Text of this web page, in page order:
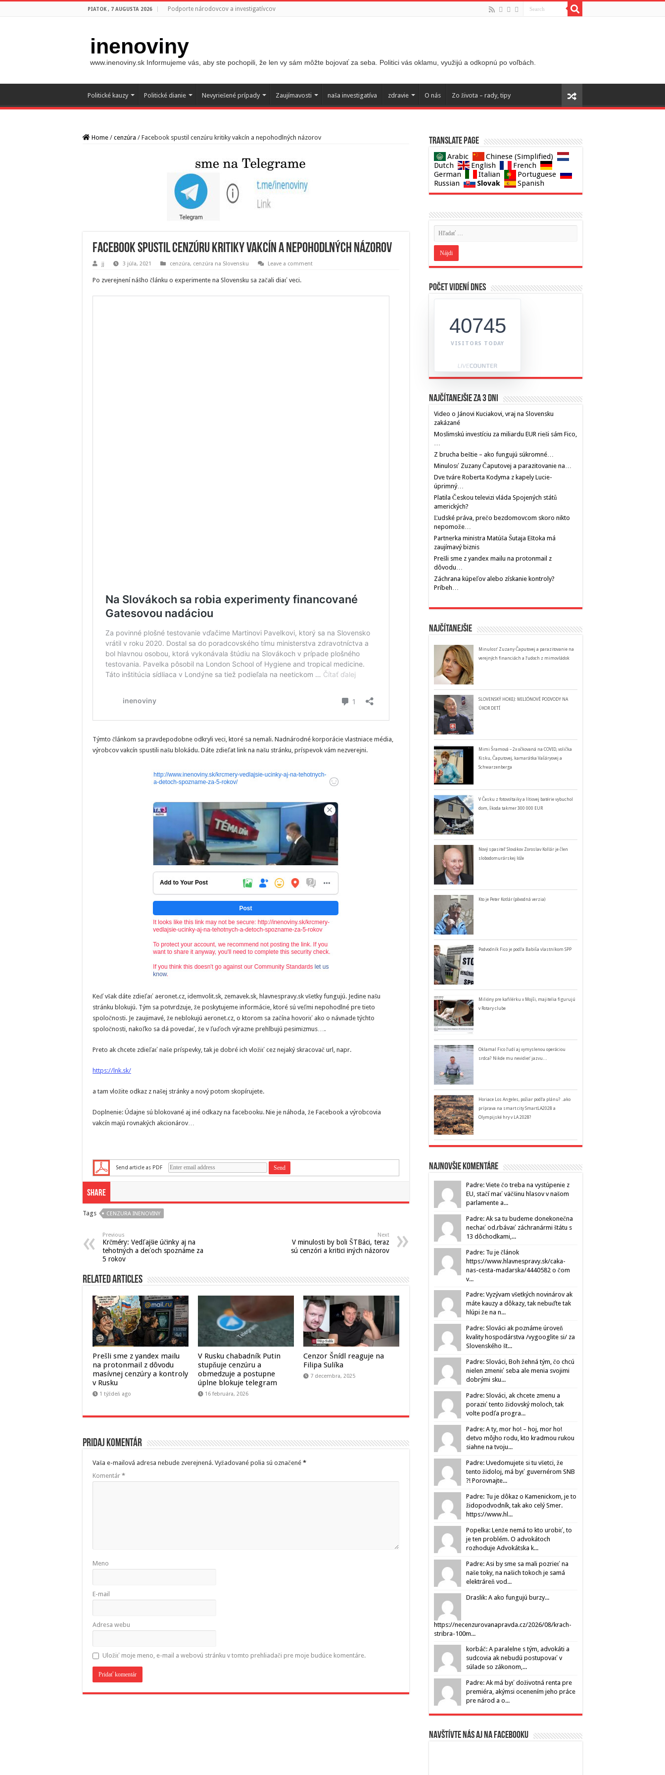
PIATOK , 7 AUGUSTA 2026 Podporte národovcov a investigatívcov
inenoviny
www.inenoviny.sk Informujeme vás, aby ste pochopili, že len vy sám môžte bojovať za seba. Politici vás oklamu, využijú a odkopnú po voľbách.
Politické kauzy Politické dianie Nevyriešené prípady Zaujímavosti naša investigatíva zdravie O nás Zo života – rady, tipy
Home / cenzúra / Facebook spustil cenzúru kritiky vakcín a nepohodlných názorov
Facebook spustil cenzúru kritiky vakcín a nepohodlných názorov
jj 3 júla, 2021 cenzúra, cenzúra na Slovensku Leave a comment
Po zverejnení nášho článku o experimente na Slovensku sa začali diať veci.
Týmto článkom sa pravdepodobne odkryli veci, ktoré sa nemali. Nadnárodné korporácie vlastniace média,
výrobcov vakcín spustili našu blokádu. Dáte zdieľat link na našu stránku, príspevok vám nezverejni.
Keď však dáte zdieľať aeronet.cz, idemvolit.sk, zemavek.sk, hlavnespravy.sk všetky fungujú. Jedine našu
stránku blokujú. Tým sa potvrdzuje, že poskytujeme informácie, ktoré sú veľmi nepohodlné pre tieto
spoločnosti. Je zaujimavé, že neblokujú aeronet.cz, o ktorom sa začína hovoriť ako o návnade týchto
spoločnosti, nakoľko sa dá povedať, že v ľuďoch výrazne prehlbujú pesimizmus….
Preto ak chcete zdieľať naše príspevky, tak je dobré ich vložiť cez nejaký skracovač url, napr.
https://lnk.sk/
a tam vložite odkaz z našej stránky a nový potom skopírujete.
Doplnenie: Údajne sú blokované aj iné odkazy na facebooku. Nie je náhoda, že Facebook a výrobcovia
vakcín majú rovnakých akcionárov…
Send article as PDF
Share
Tags CENZURA INENOVINY
Previous
Krčméry: Vedľajšie účinky aj na
tehotných a deťoch spoznáme za
5 rokov
Next
V minulosti by boli ŠTBáci, teraz
sú cenzóri a kritici iných názorov
Related Articles
Prešli sme z yandex mailu
na protonmail z dôvodu
masívnej cenzúry a kontroly
v Rusku
1 týždeň ago
V Rusku chabadník Putin
stupňuje cenzúru a
obmedzuje a postupne
úplne blokuje telegram
16 februára, 2026
Cenzor Šnídl reaguje na
Filipa Sulíka
7 decembra, 2025
Pridaj komentár
Vaša e-mailová adresa nebude zverejnená. Vyžadované polia sú označené *
Komentár *
Meno
E-mail
Adresa webu
Uložiť moje meno, e-mail a webovú stránku v tomto prehliadači pre moje budúce komentáre.
Translate page
Arabic
Chinese (Simplified)
Dutch
English
French
German
Italian
Portuguese
Russian
Slovak Spanish
Počet videní dnes
40745
VISITORS TODAY
Najčítanejšie za 3 dni
Video o Jánovi Kuciakovi, vraj na Slovensku
zakázané
Moslimskú investíciu za miliardu EUR rieši sám Fico,
…
Z brucha beštie – ako fungujú súkromné…
Minulosť Zuzany Čaputovej a parazitovanie na…
Dve tváre Roberta Kodyma z kapely Lucie-
úprimný…
Platila Českou televizi vláda Spojených států
amerických?
Ľudské práva, prečo bezdomovcom skoro nikto
nepomože…
Partnerka ministra Matúša Šutaja Eštoka má
zaujímavý biznis
Prešli sme z yandex mailu na protonmail z
dôvodu…
Záchrana kúpeľov alebo získanie kontroly?
Príbeh…
Najčítanejšie
Minulosť Zuzany Čaputovej a parazitovanie na
verejných financiách a ľudoch z mimovládok
SLOVENSKÝ HOKEJ: MILIÓNOVÉ PODVODY NA
ÚKOR DETÍ
Mimi Šramová – 2x očkovaná na COVID, volička
Kisku, Čaputovej, kamarátka Vašáryovej a
Schwarzenberga
V Česku z fotovoltaiky a lítiovej batérie vybuchol
dom, škoda takmer 300 000 EUR
Nový spasiteľ Slovákov Zoroslav Kollár je člen
slobodomurárskej lóže
Kto je Peter Kotlár (pôvodná verzia)
Podvodník Fico je podľa Babiša vlastníkom SPP
Milióny pre kafilérku v Mojši, majitelia figurujú
v Rotary clube
Oklamal Fico ľudí aj vymyslenou operáciou
srdca? Nikde mu nevidieť jazvu…
Horiace Los Angeles, požiar podľa plánu? ..ako
príprava na smart city SmartLA2028 a
Olympijské hry v LA 2028?
Najnovšie komentáre
Padre: Viete čo treba na vystúpenie z
EU, stačí mať väčšinu hlasov v našom
parlamente a...
Padre: Ak sa tu budeme donekonečna
nechať od.rbávať záchranármi štátu s
13 dôchodkami,...
Padre: Tu je článok
https://www.hlavnespravy.sk/caka-
nas-cesta-madarska/4440582 o čom
v...
Padre: Vyzývam všetkých novinárov ak
máte kauzy a dôkazy, tak nebuďte tak
hlúpi že na n...
Padre: Slováci ak poznáme úroveň
kvality hospodárstva /vygooglite si/ za
Slovenského št...
Padre: Slováci, Boh žehná tým, čo chcú
nielen zmeniť seba ale menia svojimi
dobrými sku...
Padre: Slováci, ak chcete zmenu a
poraziť tento židovský moloch, tak
volte podľa progra...
Padre: A ty, mor ho! – hoj, mor ho!
detvo môjho rodu, kto kradmou rukou
siahne na tvoju...
Padre: Uvedomujete si tu všetci, že
tento židoloj, má byť guvernérom SNB
?! Porovnajte...
Padre: Tu je dôkaz o Kamenickom, je to
židopodvodník, tak ako celý Smer.
https://www.hl...
Popelka: Lenže nemá to kto urobiť, to
je ten problém. O advokátoch
rozhoduje Advokátska k...
Padre: Asi by sme sa mali pozrieť na
naše toky, na našich tokoch je samá
elektráreň vod...
Draslik: A ako fungujú burzy...
https://necenzurovanapravda.cz/2026/08/krach-
stribra-100m...
korbáč: A paralelne s tým, advokáti a
sudcovia ak nebudú postupovať v
súlade so zákonom,...
Padre: Ak má byť doživotná renta pre
premiéra, akýmsi ocenením jeho práce
pre národ a o...
Navštívte nás aj na Facebooku